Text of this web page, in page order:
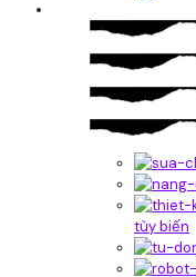
tùy biến